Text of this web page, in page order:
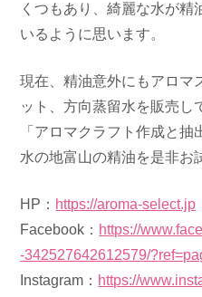
くつもあり、綺麗な水が精
いるように思います。
現在、精油意外にもアロマ
ット、方向蒸留水を販売し
「アロマクラフト作成と
水の地富山の精油を是非お
HP： https://aroma-select.jp
Facebook： https://
-342527642612579/
Instagram： https://